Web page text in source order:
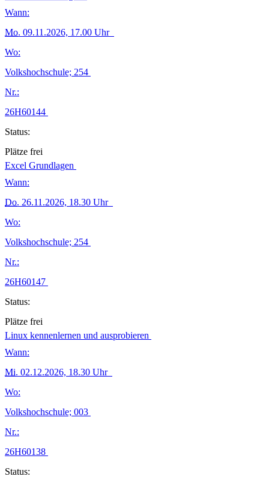
Wann:
Mo. 09.11.2026, 17.00 Uhr
Wo:
Volkshochschule; 254
Nr.:
26H60144
Status:
Plätze frei
Excel Grundlagen
Wann:
Do. 26.11.2026, 18.30 Uhr
Wo:
Volkshochschule; 254
Nr.:
26H60147
Status:
Plätze frei
Linux kennenlernen und ausprobieren
Wann:
Mi. 02.12.2026, 18.30 Uhr
Wo:
Volkshochschule; 003
Nr.:
26H60138
Status: